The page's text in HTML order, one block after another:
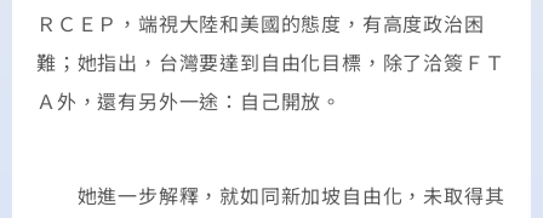
ＲＣＥＰ，端視大陸和美國的態度，有高度政治困
難；她指出，台灣要達到自由化目標，除了洽簽ＦＴ
Ａ外，還有另外一途：自己開放。
她進一步解釋，就如同新加坡自由化，未取得其